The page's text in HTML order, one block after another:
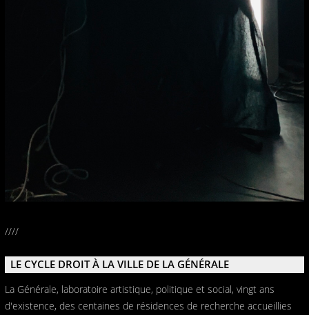
////
LE CYCLE DROIT À LA VILLE DE LA GÉNÉRALE
La Générale, laboratoire artistique, politique et social, vingt ans
d'existence, des centaines de résidences de recherche accueillies